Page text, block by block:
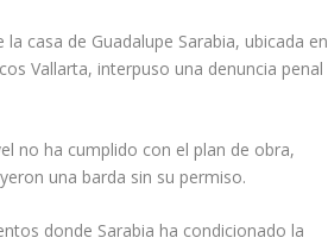
casa de Guadalupe Sarabia, ubicada en
Vallarta, interpuso una denuncia penal
no ha cumplido con el plan de obra,
una barda sin su permiso.
donde Sarabia ha condicionado la